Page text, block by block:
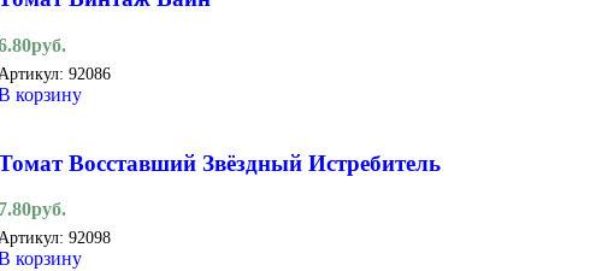
руб.
92086
корзину
Восставший Звёздный Истребитель
руб.
92098
корзину